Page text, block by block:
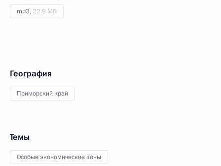
mp3, 22.9 МБ
География
Приморский край
Темы
Особые экономические зоны